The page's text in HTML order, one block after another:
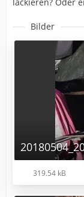
Bilder
319.54 kB